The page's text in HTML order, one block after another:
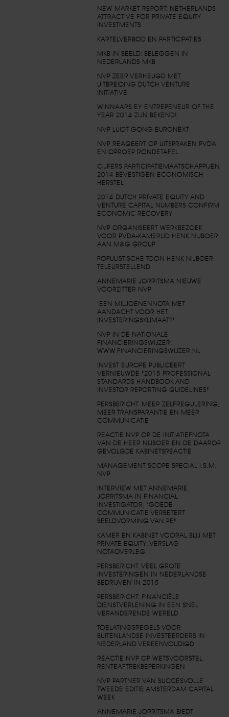
NEW MARKET REPORT: NETHERLANDS
ATTRACTIVE FOR PRIVATE EQUITY
INVESTMENTS
KARTELVERBOD EN PARTICIPATIES
MKB IN BEELD: BELEGGEN IN
NEDERLANDS MKB
NVP ZEER VERHEUGD MET
UITBREIDING DUTCH VENTURE
INITIATIVE
WINNAARS EY ENTREPENEUR OF THE
YEAR 2014 ZIJN BEKEND!
NVP LUIDT GONG EURONEXT
NVP REAGEERT OP UITSPRAKEN PVDA
EN OPROEP RONDETAFEL
CIJFERS PARTICIPATIEMAATSCHAPPIJEN
2014 BEVESTIGEN ECONOMISCH
HERSTEL
2014 DUTCH PRIVATE EQUITY AND
VENTURE CAPITAL NUMBERS CONFIRM
ECONOMIC RECOVERY
NVP ORGANISEERT WERKBEZOEK
VOOR PVDA-KAMERLID HENK NIJBOER
AAN M&G GROUP
POPULISTISCHE TOON HENK NIJBOER
TELEURSTELLEND
ANNEMARIE JORRITSMA NIEUWE
VOORZITTER NVP
'EEN MILJOENENNOTA MET
AANDACHT VOOR HET
INVESTERINGSKLIMAAT?'
NVP IN DE NATIONALE
FINANCIERINGSWIJZER:
WWW.FINANCIERINGSWIJZER.NL
INVEST EUROPE PUBLICEERT
VERNIEUWDE "2015 PROFESSIONAL
STANDARDS HANDBOOK AND
INVESTOR REPORTING GUIDELINES"
PERSBERICHT: MEER ZELFREGULERING,
MEER TRANSPARANTIE EN MEER
COMMUNICATIE
REACTIE NVP OP DE INITIATIEFNOTA
VAN DE HEER NIJBOER EN DE DAAROP
GEVOLGDE KABINETSREACTIE
MANAGEMENT SCOPE SPECIAL I.S.M.
NVP
INTERVIEW MET ANNEMARIE
JORRITSMA IN FINANCIAL
INVESTIGATOR, "GOEDE
COMMUNICATIE VERBETERT
BEELDVORMING VAN PE"
KAMER EN KABINET VOORAL BLIJ MET
PRIVATE EQUITY. VERSLAG
NOTAOVERLEG.
PERSBERICHT: VEEL GROTE
INVESTERINGEN IN NEDERLANDSE
BEDRIJVEN IN 2015
PERSBERICHT: FINANCIËLE
DIENSTVERLENING IN EEN SNEL
VERANDERENDE WERELD
TOELATINGSREGELS VOOR
BUITENLANDSE INVESTEERDERS IN
NEDERLAND VEREENVOUDIGD
REACTIE NVP OP WETSVOORSTEL
RENTEAFTREKBEPERKINGEN
NVP PARTNER VAN SUCCESVOLLE
TWEEDE EDITIE AMSTERDAM CAPITAL
WEEK
ANNEMARIE JORRITSMA BIEDT